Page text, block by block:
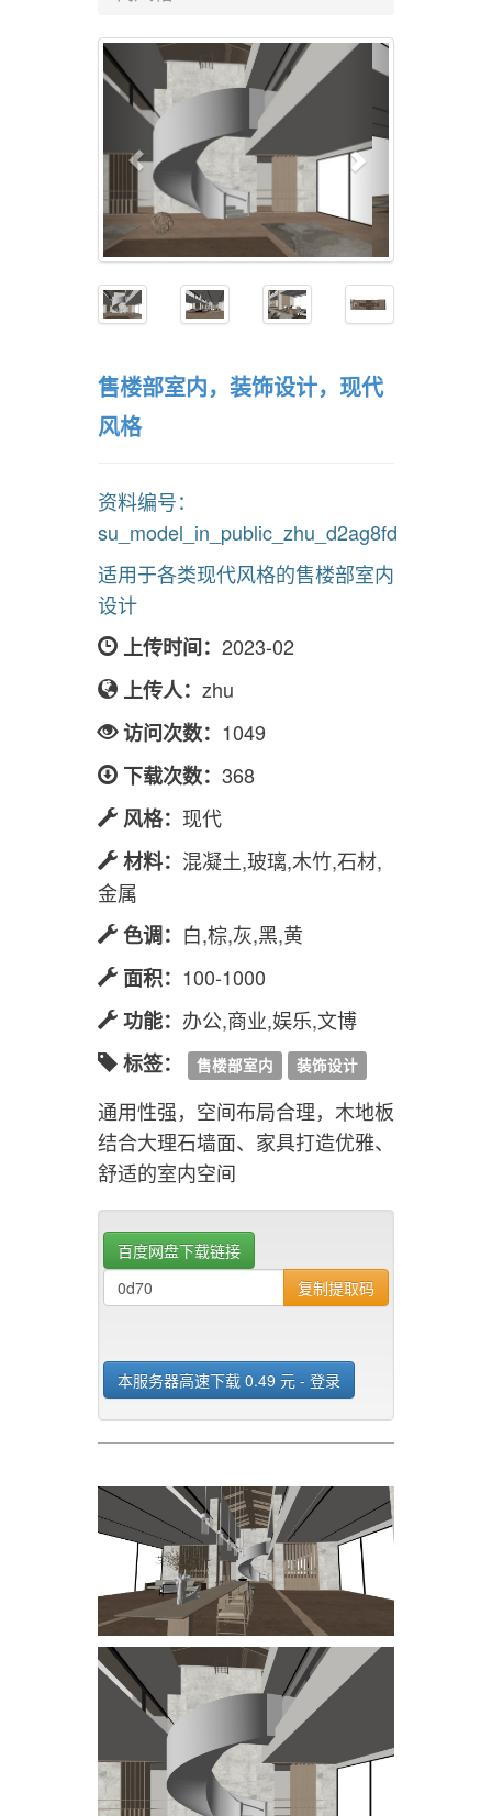
售楼部室内，装饰设计，现代
风格
资料编号：
su_model_in_public_zhu_d2ag8fd
适用于各类现代风格的售楼部室内
设计
上传时间： 2023-02
上传人： zhu
访问次数： 1049
下载次数： 368
风格： 现代
材料： 混凝土,玻璃,木竹,石材,
金属
色调： 白,棕,灰,黑,黄
面积： 100-1000
功能： 办公,商业,娱乐,文博
标签：
售楼部室内 装饰设计
通用性强，空间布局合理，木地板
结合大理石墙面、家具打造优雅、
舒适的室内空间
百度网盘下载链接
复制提取码
本服务器高速下载 0.49 元 - 登录